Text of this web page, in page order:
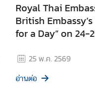
Royal Thai
British
for a Day” on 24-
25 พ.ค. 2569
อ่านต่อ